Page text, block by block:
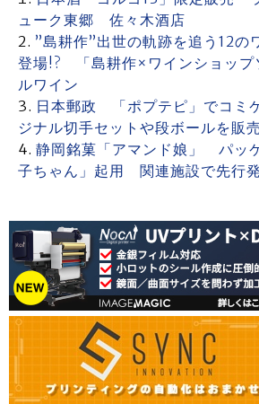
ューク東郷 佐々木酒店
”島耕作”出世の軌跡を追う12
登場!? 「島耕作×ワインショップ
ルワイン
日本郵政 「ポプテピ」でコ
ジナル切手セットや段ボールを販
静岡銘菓「アマンド娘」 パッ
子ちゃん」起用 関連施設で先行